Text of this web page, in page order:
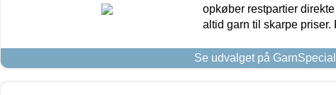
opkøber restpartier
altid garn til skarpe priser.
Se udvalget på